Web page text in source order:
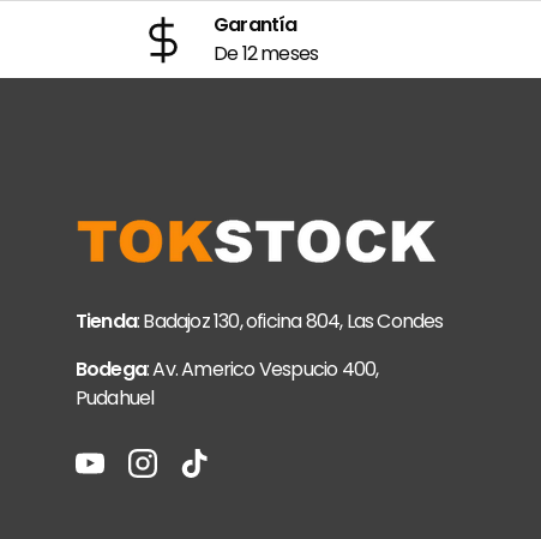
Garantía
De 12 meses
Tienda: Badajoz 130, oficina 804, Las Condes
Bodega: Av. Americo Vespucio 400,
Pudahuel
YouTubeInstagramTikTok